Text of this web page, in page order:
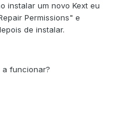
instalar um novo Kext eu
Permissions" e
de instalar.
funcionar?